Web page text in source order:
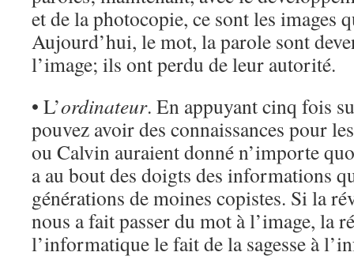
et de la photocopie, ce sont les images
Aujourd’hui, le mot, la parole sont
l’image; ils ont perdu de leur autorité.
• L’ordinateur. En appuyant cinq fois
pouvez avoir des connaissances pour
ou Calvin auraient donné n’importe
a au bout des doigts des informations
générations de moines copistes. Si la
nous a fait passer du mot à l’image, la
l’informatique le fait de la sagesse à